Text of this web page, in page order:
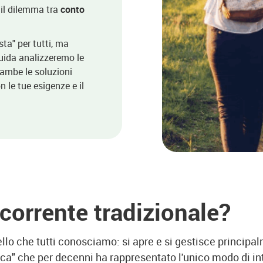
dilemma tra conto
per tutti, ma
analizzeremo le
le soluzioni
le tue esigenze e il
tradizionale?
che tutti conosciamo: si apre e si gestisce
che per decenni ha rappresentato l'unico modo di